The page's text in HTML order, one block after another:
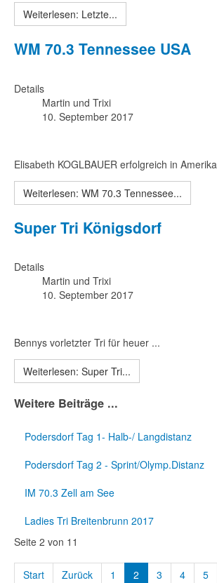
Weiterlesen: Letzte...
WM 70.3 Tennessee USA
Details
Martin und Trixi
10. September 2017
Elisabeth KOGLBAUER erfolgreich in Amerika
Weiterlesen: WM 70.3 Tennessee...
Super Tri Königsdorf
Details
Martin und Trixi
10. September 2017
Bennys vorletzter Tri für heuer ...
Weiterlesen: Super Tri...
Weitere Beiträge ...
Podersdorf Tag 1- Halb-/ Langdistanz
Podersdorf Tag 2 - Sprint/Olymp.Distanz
IM 70.3 Zell am See
Ladies Tri Breitenbrunn 2017
Seite 2 von 11
Start Zurück 1 2 3 4 5